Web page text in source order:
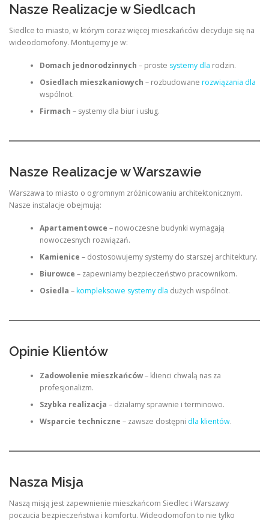
Nasze Realizacje w Siedlcach
Siedlce to miasto, w którym coraz więcej mieszkańców decyduje się na
wideodomofony. Montujemy je w:
Domach jednorodzinnych – proste systemy dla rodzin.
Osiedlach mieszkaniowych – rozbudowane rozwiązania dla
wspólnot.
Firmach – systemy dla biur i usług.
Nasze Realizacje w Warszawie
Warszawa to miasto o ogromnym zróżnicowaniu architektonicznym.
Nasze instalacje obejmują:
Apartamentowce – nowoczesne budynki wymagają
nowoczesnych rozwiązań.
Kamienice – dostosowujemy systemy do starszej architektury.
Biurowce – zapewniamy bezpieczeństwo pracownikom.
Osiedla –kompleksowe systemy dla dużych wspólnot.
Opinie Klientów
Zadowolenie mieszkańców– klienci chwalą nas za
profesjonalizm.
Szybka realizacja – działamy sprawnie i terminowo.
Wsparcie techniczne – zawsze dostępni dla klientów.
Nasza Misja
Naszą misją jest zapewnienie mieszkańcom Siedlec i Warszawy
poczucia bezpieczeństwa i komfortu. Wideodomofon to nie tylko